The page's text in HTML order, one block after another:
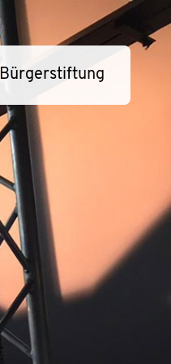
Bürgerstiftung